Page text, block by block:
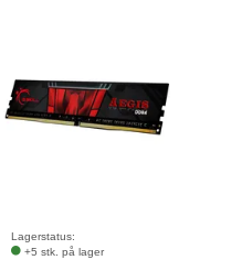
Lagerstatus:
+5 stk. på lager